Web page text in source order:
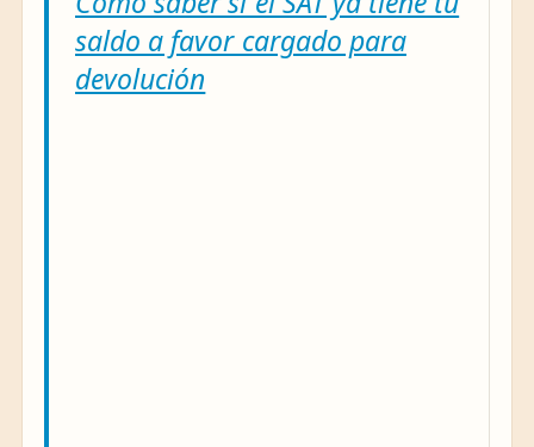
saldo a favor cargado para
devolución